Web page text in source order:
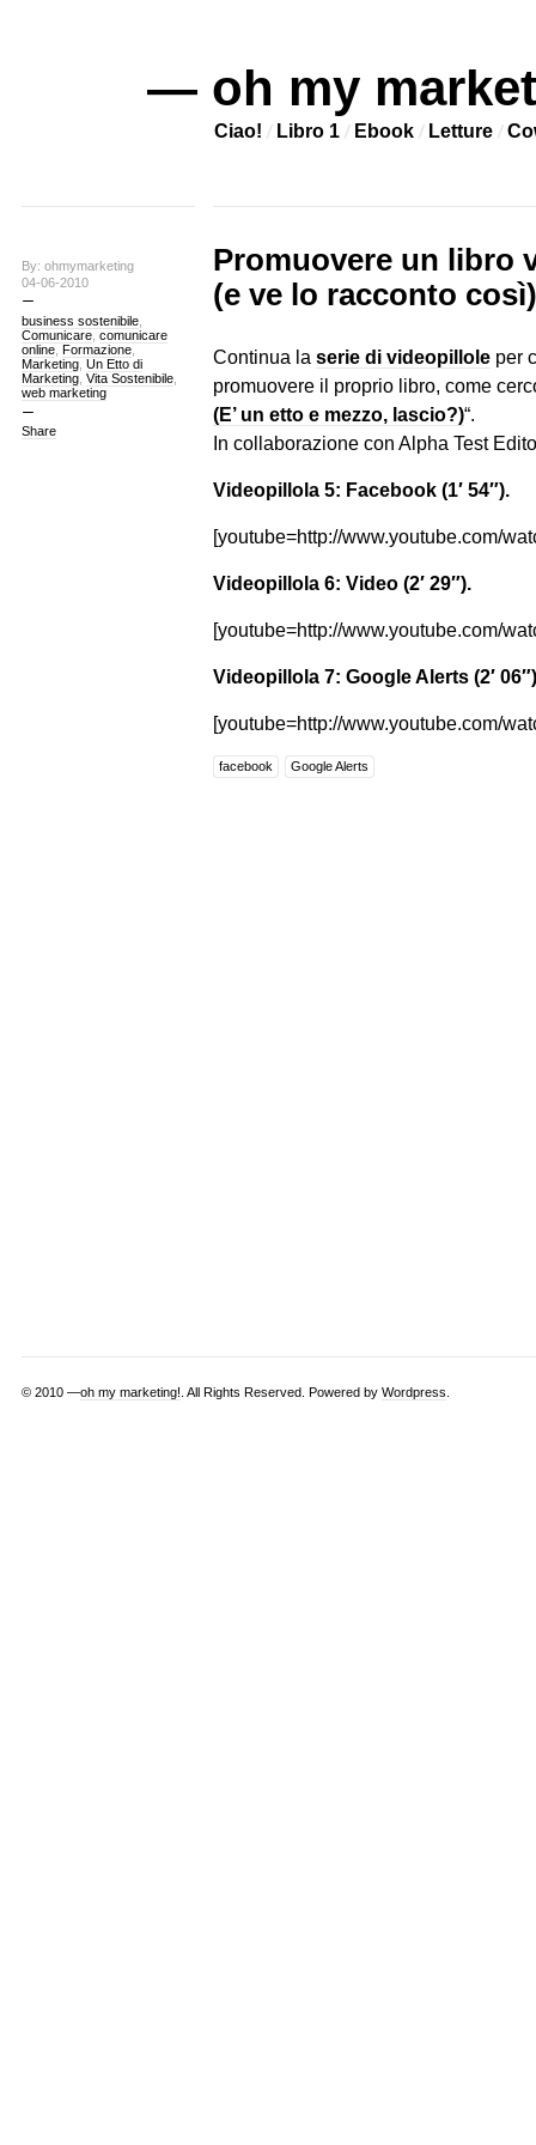
— oh my
Ciao! Libro 1 Ebook Letture
By: ohmymarketing
04-06-2010
business sostenibile,
Comunicare, comunicare
online, Formazione,
Marketing, Un Etto di
Marketing, Vita Sostenibile,
web marketing
Share
Promuovere un libro
(e ve lo racconto
Continua la serie di videopilloleper
promuovere il proprio libro, come
(E’ un etto e mezzo, lascio?)“.
In collaborazione con Alpha Test
Videopillola 5: Facebook (1′ 54″).
[youtube=http://www.youtube.com/
Videopillola 6: Video (2′ 29″).
[youtube=http://www.youtube.com/
Videopillola 7: Google Alerts (2′
[youtube=http://www.youtube.com/
facebook Google Alerts
© 2010 —oh my marketing! . All Rights Reserved. Powered by Wordpress